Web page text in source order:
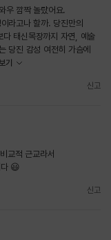
우 깜짝 놀랐어요.
라고나 할까. 당진만의
다 태신목장까지 자연, 예술
당진 감성 여전히 가슴에
기
신고
교적 근교라서
다 😃
신고